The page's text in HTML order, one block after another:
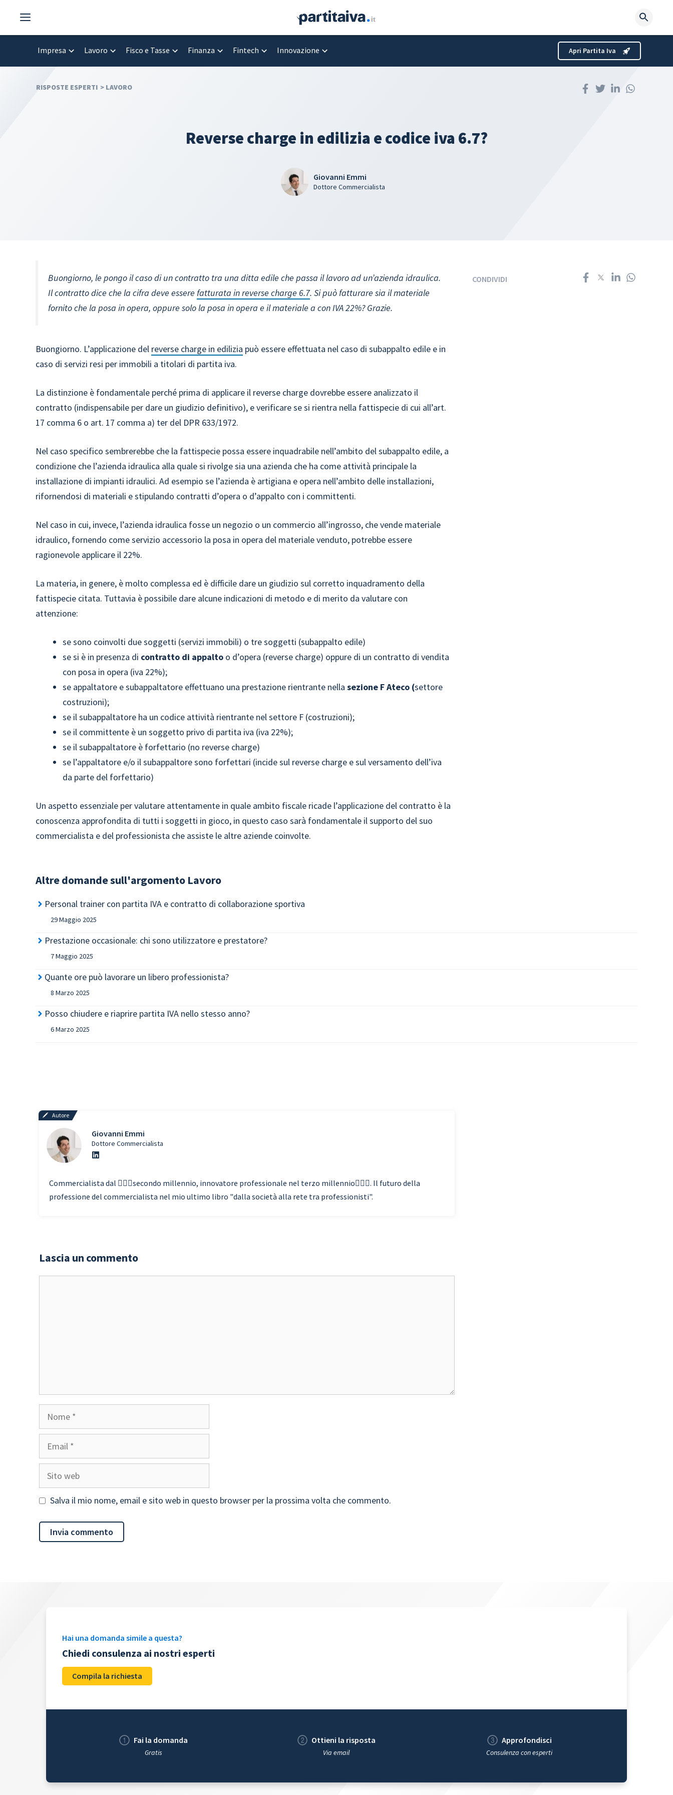
contenuto
Impresa Lavoro Fisco e Tasse Finanza Fintech Innovazione Apri Partita Iva
RISPOSTE ESPERTI > LAVORO
Reverse charge in edilizia e codice iva 6.7?
Giovanni Emmi
Dottore Commercialista
Buongiorno, le pongo il caso di un contratto tra una ditta edile che passa il lavoro ad un’azienda idraulica.
Il contratto dice che la cifra deve esserefatturata in reverse charge 6.7. Si può fatturare sia il materiale
fornito che la posa in opera, oppure solo la posa in opera e il materiale a con IVA 22%? Grazie.
Buongiorno. L’applicazione del reverse charge in edilizia può essere effettuata nel caso di subappalto edile e in
caso di servizi resi per immobili a titolari di partita iva.
La distinzione è fondamentale perché prima di applicare il reverse charge dovrebbe essere analizzato il
contratto (indispensabile per dare un giudizio definitivo), e verificare se si rientra nella fattispecie di cui all’art.
17 comma 6 o art. 17 comma a) ter del DPR 633/1972.
Nel caso specifico sembrerebbe che la fattispecie possa essere inquadrabile nell’ambito del subappalto edile, a
condizione che l’azienda idraulica alla quale si rivolge sia una azienda che ha come attività principale la
installazione di impianti idraulici. Ad esempio se l’azienda è artigiana e opera nell’ambito delle installazioni,
rifornendosi di materiali e stipulando contratti d’opera o d’appalto con i committenti.
Nel caso in cui, invece, l’azienda idraulica fosse un negozio o un commercio all’ingrosso, che vende materiale
idraulico, fornendo come servizio accessorio la posa in opera del materiale venduto, potrebbe essere
ragionevole applicare il 22%.
La materia, in genere, è molto complessa ed è difficile dare un giudizio sul corretto inquadramento della
fattispecie citata. Tuttavia è possibile dare alcune indicazioni di metodo e di merito da valutare con
attenzione:
se sono coinvolti due soggetti (servizi immobili) o tre soggetti (subappalto edile)
se si è in presenza di contratto di appalto o d’opera (reverse charge) oppure di un contratto di vendita
con posa in opera (iva 22%);
se appaltatore e subappaltatore effettuano una prestazione rientrante nellasezione F Ateco (settore
costruzioni);
se il subappaltatore ha un codice attività rientrante nel settore F (costruzioni);
se il committente è un soggetto privo di partita iva (iva 22%);
se il subappaltatore è forfettario (no reverse charge)
se l’appaltatore e/o il subappaltore sono forfettari (incide sul reverse charge e sul versamento dell’iva
da parte del forfettario)
Un aspetto essenziale per valutare attentamente in quale ambito fiscale ricade l’applicazione del contratto è la
conoscenza approfondita di tutti i soggetti in gioco, in questo caso sarà fondamentale il supporto del suo
commercialista e del professionista che assiste le altre aziende coinvolte.
CONDIVIDI
Altre domande sull'argomento Lavoro
Personal trainer con partita IVA e contratto di collaborazione sportiva
29 Maggio 2025
Prestazione occasionale: chi sono utilizzatore e prestatore?
7 Maggio 2025
Quante ore può lavorare un libero professionista?
8 Marzo 2025
Posso chiudere e riaprire partita IVA nello stesso anno?
6 Marzo 2025
Autore
Giovanni Emmi
Dottore Commercialista
Commercialista dal 🧗🏾‍♀️secondo millennio, innovatore professionale nel terzo millennio🏃🏾‍♂️. Il futuro della
professione del commercialista nel mio ultimo libro "dalla società alla rete tra professionisti".
Lascia un commento
Nome
Email
Sito
web
Salva il mio nome, email e sito web in questo browser per la prossima volta che commento.
Hai una domanda simile a questa?
Chiedi consulenza ai nostri esperti
Compila la richiesta
Fai la domanda
Gratis
Ottieni la risposta
Via email
Approfondisci
Consulenza con esperti